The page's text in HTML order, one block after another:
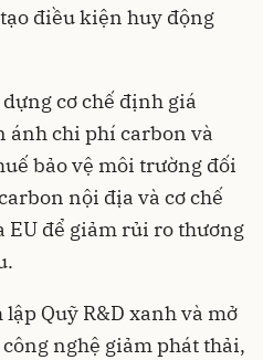
điều kiện huy động
cơ chế định giá
ánh chi phí carbon và
bảo vệ môi trường đối
nội địa và cơ chế
EU để giảm rủi ro thương
Quỹ R&D xanh và mở
nghệ giảm phát thải,